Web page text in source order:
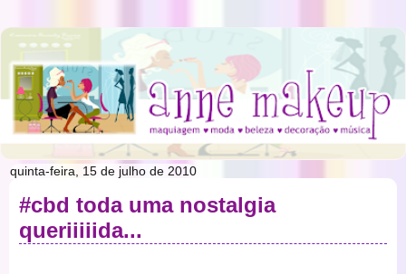
quinta-feira, 15 de julho de 2010
#cbd toda uma nostalgia
queriiiiida...